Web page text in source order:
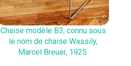
Chaise modèle B3, connu sous
le nom de chaise Wassily,
Marcel Breuer, 1925